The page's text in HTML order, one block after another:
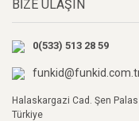
BİZE ULAŞIN
0(533) 513 28 59
Halaskargazi Cad. Şen
Türkiye